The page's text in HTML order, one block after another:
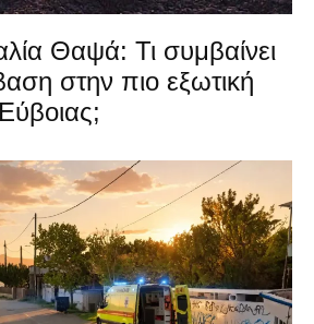
Θαψά: Τι συμβαίνει
στην πιο εξωτική